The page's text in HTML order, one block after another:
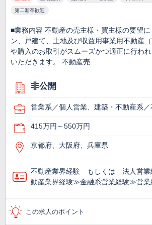
第二新卒歓迎
■業務内容 不動産の売主様・買主様の要望
ン、戸建て、土地及び収益用事業用不動産
や購入のお取引がスムーズかつ適正に行わ
いただきます。 不動産売…
非公開
営業系／個人営業、建築・不動産系
415万円～550万円
京都府、大阪府、兵庫県
不動産業界経験 もしくは 法人営業
動産業界経験≫金融系営業経験≫営
この求人のポイント